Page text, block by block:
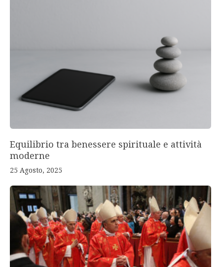
Equilibrio tra benessere spirituale e attività
moderne
25 Agosto, 2025